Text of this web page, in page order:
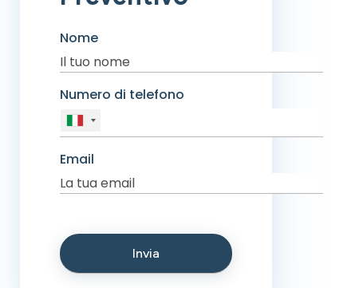
Nome
Numero di telefono
Email